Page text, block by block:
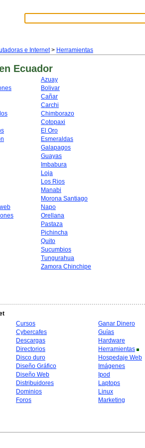
e Internet> Herramientas
Ecuador
Azuay
Bolivar
Cañar
Carchi
Chimborazo
Cotopaxi
El Oro
Esmeraldas
Galapagos
Guayas
Imbabura
Loja
Los Rios
Manabi
Morona Santiago
Napo
Orellana
Pastaza
Pichincha
Quito
Sucumbios
Tungurahua
Zamora Chinchipe
Cursos
Cybercafes
Descargas
Directorios
Disco duro
Diseño Gráfico
Diseño Web
Distribuidores
Dominios
Foros
Ganar Dinero
Guías
Hardware
Herramientas
Hospedaje Web
Imágenes
Ipod
Laptops
Linux
Marketing